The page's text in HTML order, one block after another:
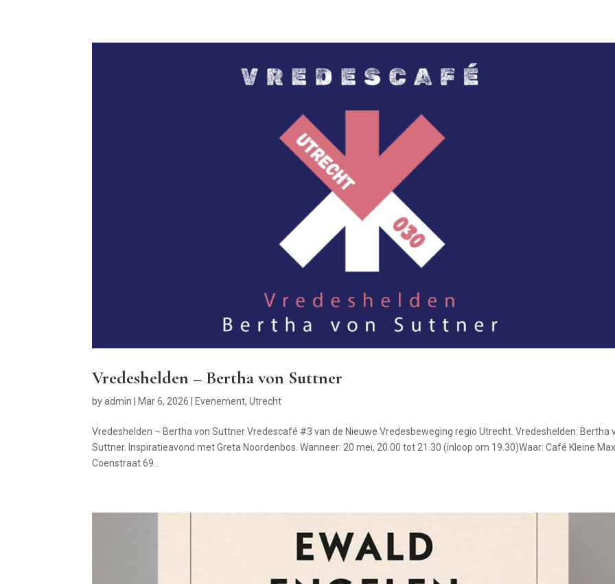
Vredeshelden – Bertha von Suttner
byadmin Mar 6, 2026 Evenement,Utrecht
Vredeshelden – Bertha von Suttner Vredescafé #3 van de Nieuwe Vredesbeweging regio Utrecht. Vredeshelden: Bertha
Suttner. Inspiratieavond met Greta Noordenbos. Wanneer: 20 mei, 20.00 tot 21.30 (inloop om 19.30)Waar: Café Kleine
Coenstraat 69...